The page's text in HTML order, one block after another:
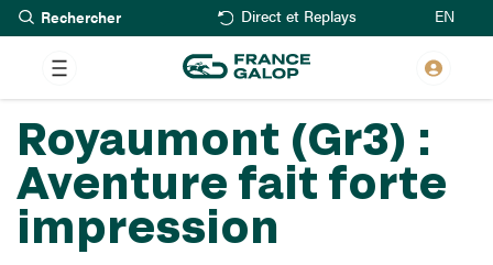
Aller
au
contenu
principal
Rechercher Direct et Replays EN
Royaumont (Gr3) :
Aventure fait forte
impression